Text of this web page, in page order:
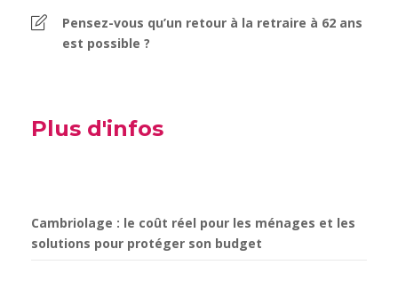
Pensez-vous qu’un retour à la retraire à 62 ans
est possible ?
Plus d'infos
Cambriolage : le coût réel pour les ménages et les
solutions pour protéger son budget